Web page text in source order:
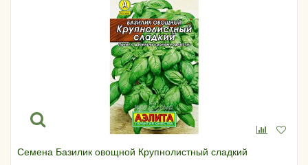
Семена Базилик овощной Крупнолистный сладкий